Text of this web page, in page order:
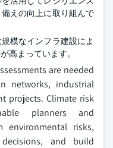
えの向上に取り組んで
模なインフラ建設によ
高まっています。
are needed
networks, industrial
projects. Climate risk
planners and
environmental risks,
and build